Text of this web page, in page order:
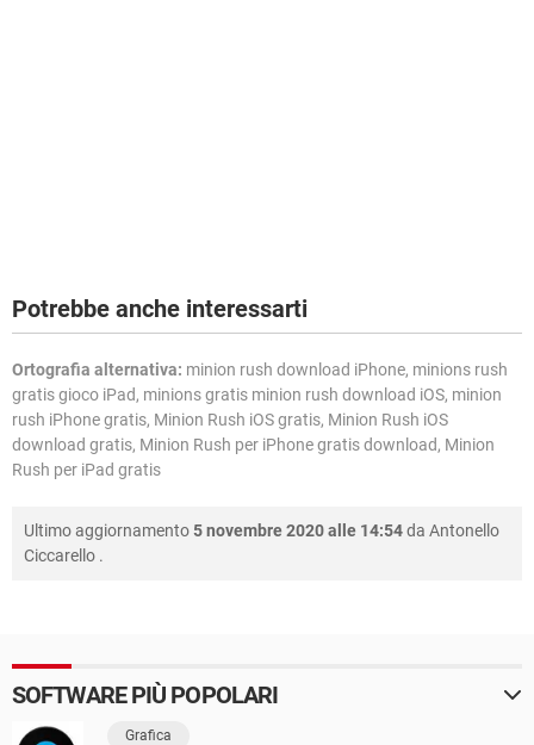
Potrebbe anche interessarti
Ortografia alternativa: minion rush download iPhone, minions rush
gratis gioco iPad, minions gratis minion rush download iOS, minion
rush iPhone gratis, Minion Rush iOS gratis, Minion Rush iOS
download gratis, Minion Rush per iPhone gratis download, Minion
Rush per iPad gratis
Ultimo aggiornamento5 novembre 2020 alle 14:54da Antonello
Ciccarello .
SOFTWARE PIÙ POPOLARI
Grafica